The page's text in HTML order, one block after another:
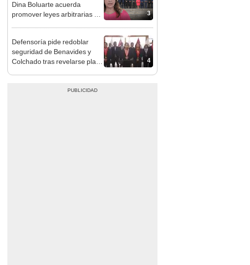
3
Dina Boluarte acuerda
promover leyes arbitrarias y a
4
Defensoría pide redoblar
seguridad de Benavides y
Colchado tras revelarse plan